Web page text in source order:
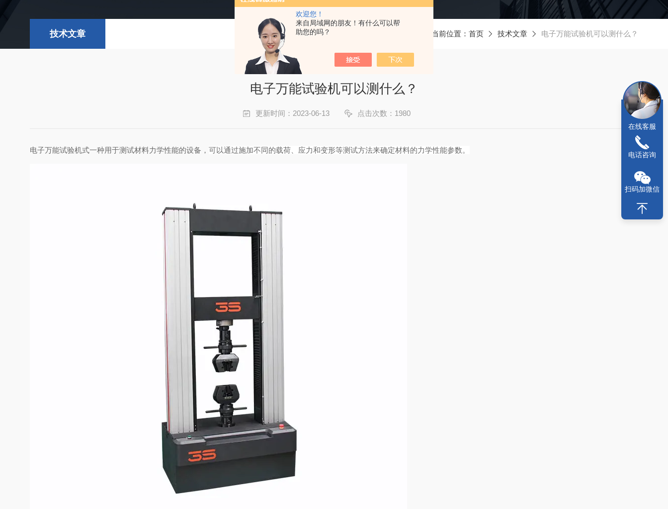
欢迎您！
来自局域网的朋友！有什么可以帮
助您的吗？
技术文章 当前位置： 首页 技术文章 电子万能试验机可以测什么？
电子万能试验机可以测什么？
更新时间：2023-06-13 点击次数：1980
电子万能试验机式一种用于测试材料力学性能的设备， 可以通过施加不同的载荷、应力和变形等测试方法来确定材料的力学性能参数。
在线客服
电话咨询
扫码加微信